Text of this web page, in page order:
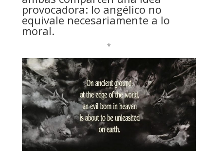
provocadora: lo angélico no
equivale necesariamente a lo
moral.
*